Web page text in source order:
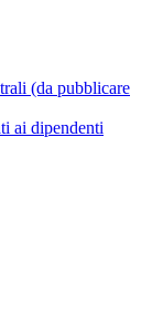
(da pubblicare
ai dipendenti